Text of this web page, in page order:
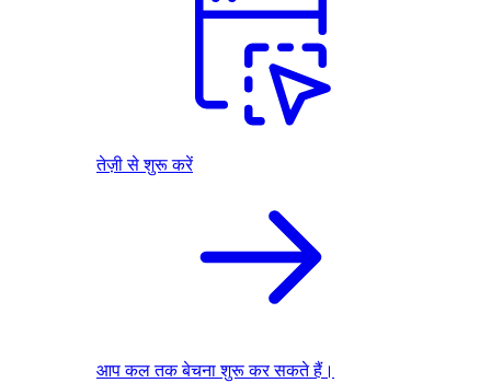
तेज़ी से शुरू करें
आप कल तक बेचना शुरू कर सकते हैं।